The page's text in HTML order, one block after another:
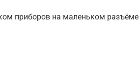
приборов на маленьком разъёме